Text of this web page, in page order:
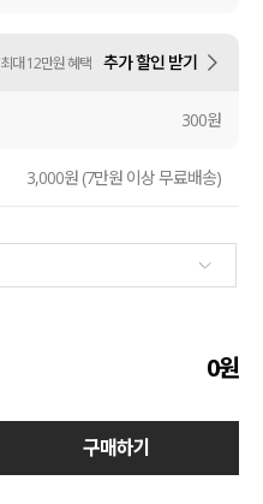
최대 12만원 혜택 추가 할인 받기
300원
3,000원 (7만원 이상 무료배송)
0원
구매하기